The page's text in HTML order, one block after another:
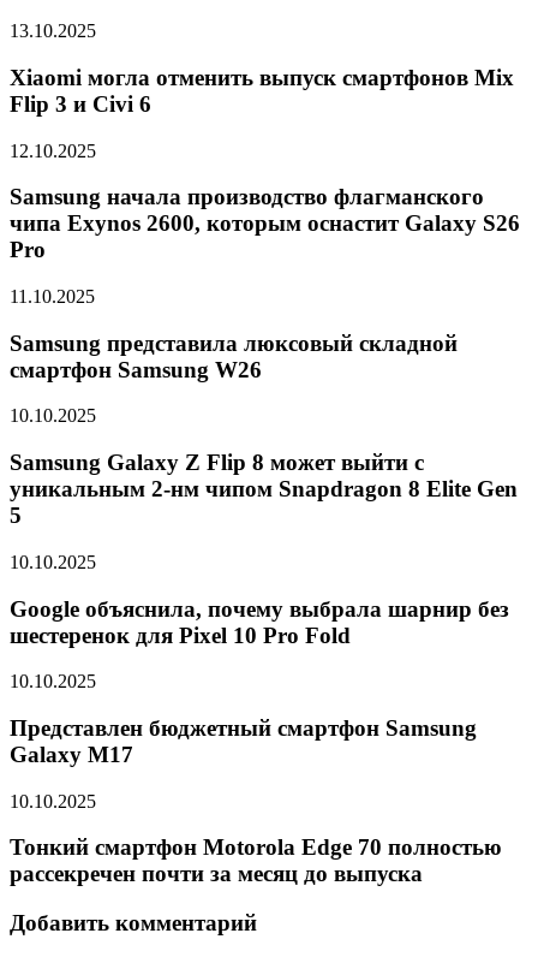
13.10.2025
Xiaomi могла отменить выпуск смартфонов Mix
Flip 3 и Civi 6
12.10.2025
Samsung начала производство флагманского
чипа Exynos 2600, которым оснастит Galaxy S26
Pro
11.10.2025
Samsung представила люксовый складной
смартфон Samsung W26
10.10.2025
Samsung Galaxy Z Flip 8 может выйти с
уникальным 2-нм чипом Snapdragon 8 Elite Gen
5
10.10.2025
Google объяснила, почему выбрала шарнир без
шестеренок для Pixel 10 Pro Fold
10.10.2025
Представлен бюджетный смартфон Samsung
Galaxy M17
10.10.2025
Тонкий смартфон Motorola Edge 70 полностью
рассекречен почти за месяц до выпуска
Добавить комментарий